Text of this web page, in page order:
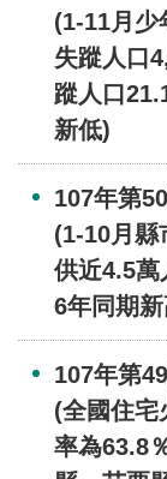
(1-11月少
失蹤人口
蹤人口
新低)
107年第
(1-10月縣
供近4.5萬
6年同期
107年第
(全國住宅
率為63.8